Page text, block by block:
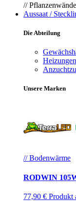
//
Aussaat /
Die Abteilung
Heizungen
Unsere Marken
// Bodenwärme
RODWIN
77,90 € Produkt